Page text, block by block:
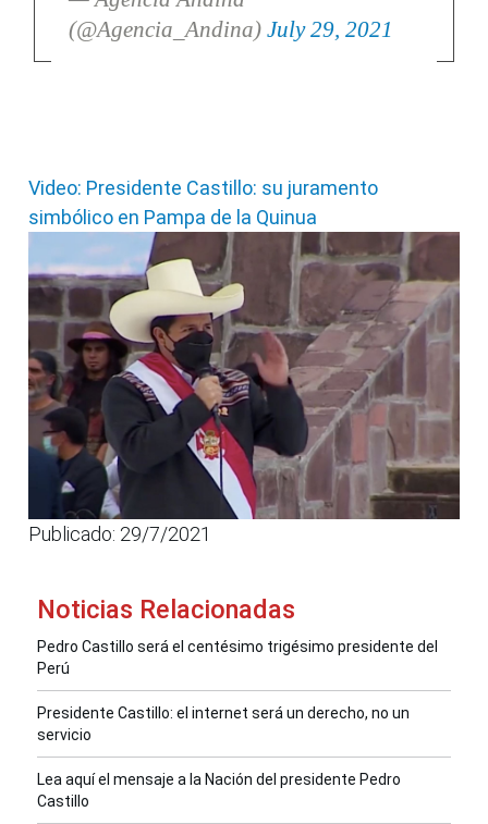
(@Agencia_Andina) July 29, 2021
Video: Presidente Castillo: su juramento
simbólico en Pampa de la Quinua
Publicado: 29/7/2021
Noticias Relacionadas
Pedro Castillo será el centésimo trigésimo presidente del
Perú
Presidente Castillo: el internet será un derecho, no un
servicio
Lea aquí el mensaje a la Nación del presidente Pedro
Castillo